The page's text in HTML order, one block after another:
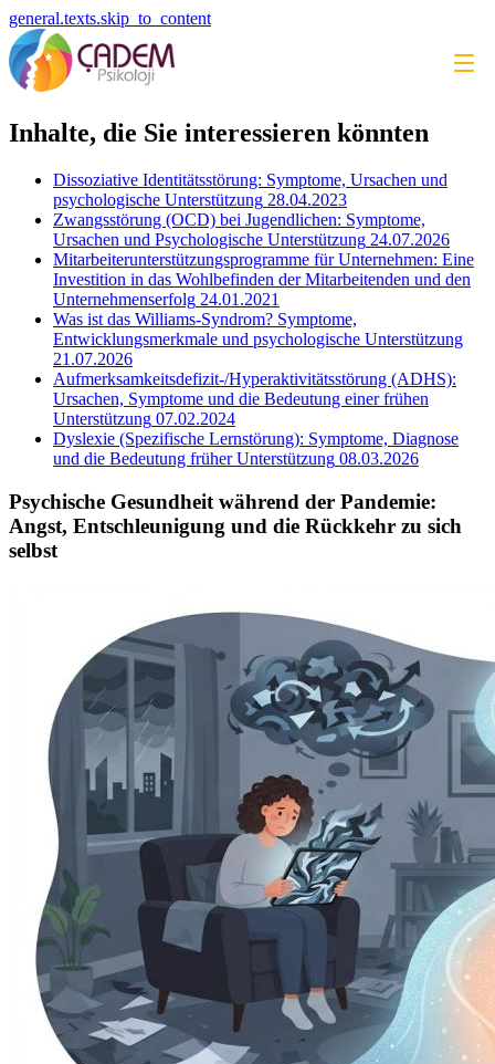
general.texts.skip_to_content
Inhalte, die Sie interessieren könnten
Dissoziative Identitätsstörung: Symptome, Ursachen und
psychologische Unterstützung 28.04.2023
Zwangsstörung (OCD) bei Jugendlichen: Symptome,
Ursachen und Psychologische Unterstützung 24.07.2026
Mitarbeiterunterstützungsprogramme für Unternehmen: Eine
Investition in das Wohlbefinden der Mitarbeitenden und den
Unternehmenserfolg 24.01.2021
Was ist das Williams-Syndrom? Symptome,
Entwicklungsmerkmale und psychologische Unterstützung
21.07.2026
Aufmerksamkeitsdefizit-/Hyperaktivitätsstörung (ADHS):
Ursachen, Symptome und die Bedeutung einer frühen
Unterstützung 07.02.2024
Dyslexie (Spezifische Lernstörung): Symptome, Diagnose
und die Bedeutung früher Unterstützung 08.03.2026
Psychische Gesundheit während der Pandemie:
Angst, Entschleunigung und die Rückkehr zu sich
selbst